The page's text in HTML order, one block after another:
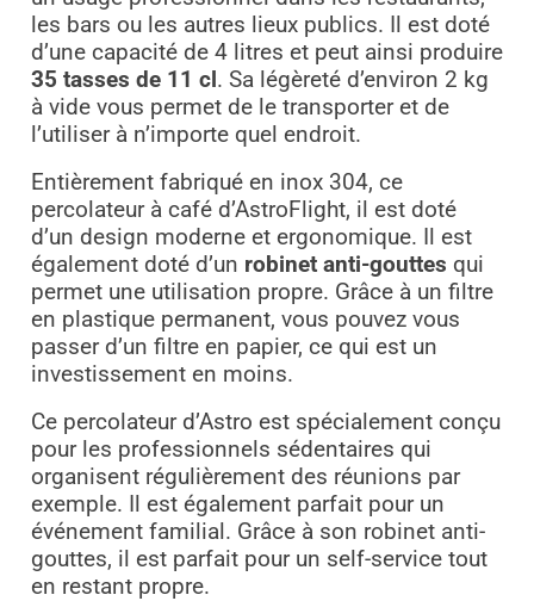
les bars ou les autres lieux publics. Il est doté
d’une capacité de 4 litres et peut ainsi produire
35 tasses de 11 cl . Sa légèreté d’environ 2 kg
à vide vous permet de le transporter et de
l’utiliser à n’importe quel endroit.
Entièrement fabriqué en inox 304, ce
percolateur à café d’AstroFlight, il est doté
d’un design moderne et ergonomique. Il est
également doté d’un robinet anti-gouttes qui
permet une utilisation propre. Grâce à un filtre
en plastique permanent, vous pouvez vous
passer d’un filtre en papier, ce qui est un
investissement en moins.
Ce percolateur d’Astro est spécialement conçu
pour les professionnels sédentaires qui
organisent régulièrement des réunions par
exemple. Il est également parfait pour un
événement familial. Grâce à son robinet anti-
gouttes, il est parfait pour un self-service tout
en restant propre.